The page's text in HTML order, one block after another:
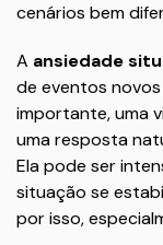
cenários bem
A ansiedade
de eventos
importante, uma
uma resposta
Ela pode ser
situação se
por isso,